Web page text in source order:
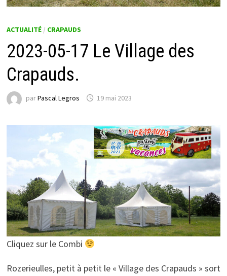
ACTUALITÉ/ CRAPAUDS
2023-05-17 Le Village des
Crapauds.
parPascal Legros 19 mai 2023
Cliquez sur le Combi
Rozerieulles, petit à petit le « Village des Crapauds » sort